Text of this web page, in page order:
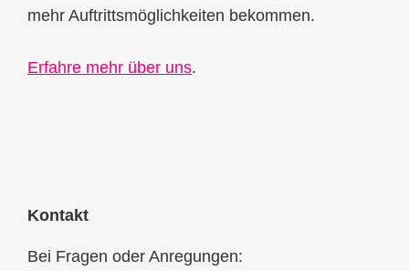
mehr Auftrittsmöglichkeiten bekommen.
Erfahre mehr über uns.
Kontakt
Bei Fragen oder Anregungen: